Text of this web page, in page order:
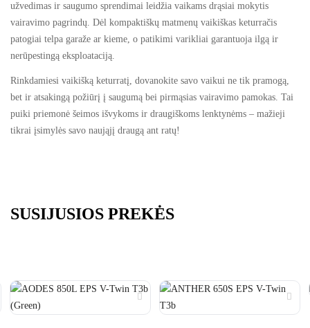
užvedimas ir saugumo sprendimai leidžia vaikams drąsiai mokytis
vairavimo pagrindų. Dėl kompaktiškų matmenų vaikiškas keturračis
patogiai telpa garaže ar kieme, o patikimi varikliai garantuoja ilgą ir
nerūpestingą eksploataciją.
Rinkdamiesi vaikišką keturratį, dovanokite savo vaikui ne tik pramogą,
bet ir atsakingą požiūrį į saugumą bei pirmąsias vairavimo pamokas. Tai
puiki priemonė šeimos išvykoms ir draugiškoms lenktynėms – mažieji
tikrai įsimylės savo naująjį draugą ant ratų!
SUSIJUSIOS PREKĖS